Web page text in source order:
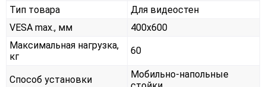
Тип товара
Для видеостен
VESA max., мм
400х600
Максимальная нагрузка,
кг
60
Способ установки
Мобильно-напольные